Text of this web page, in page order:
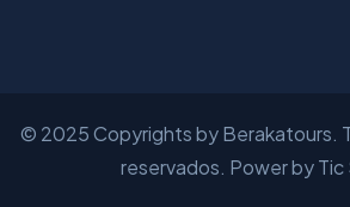
© 2025 Copyrights by Berakatours.
reservados. Power by Tic